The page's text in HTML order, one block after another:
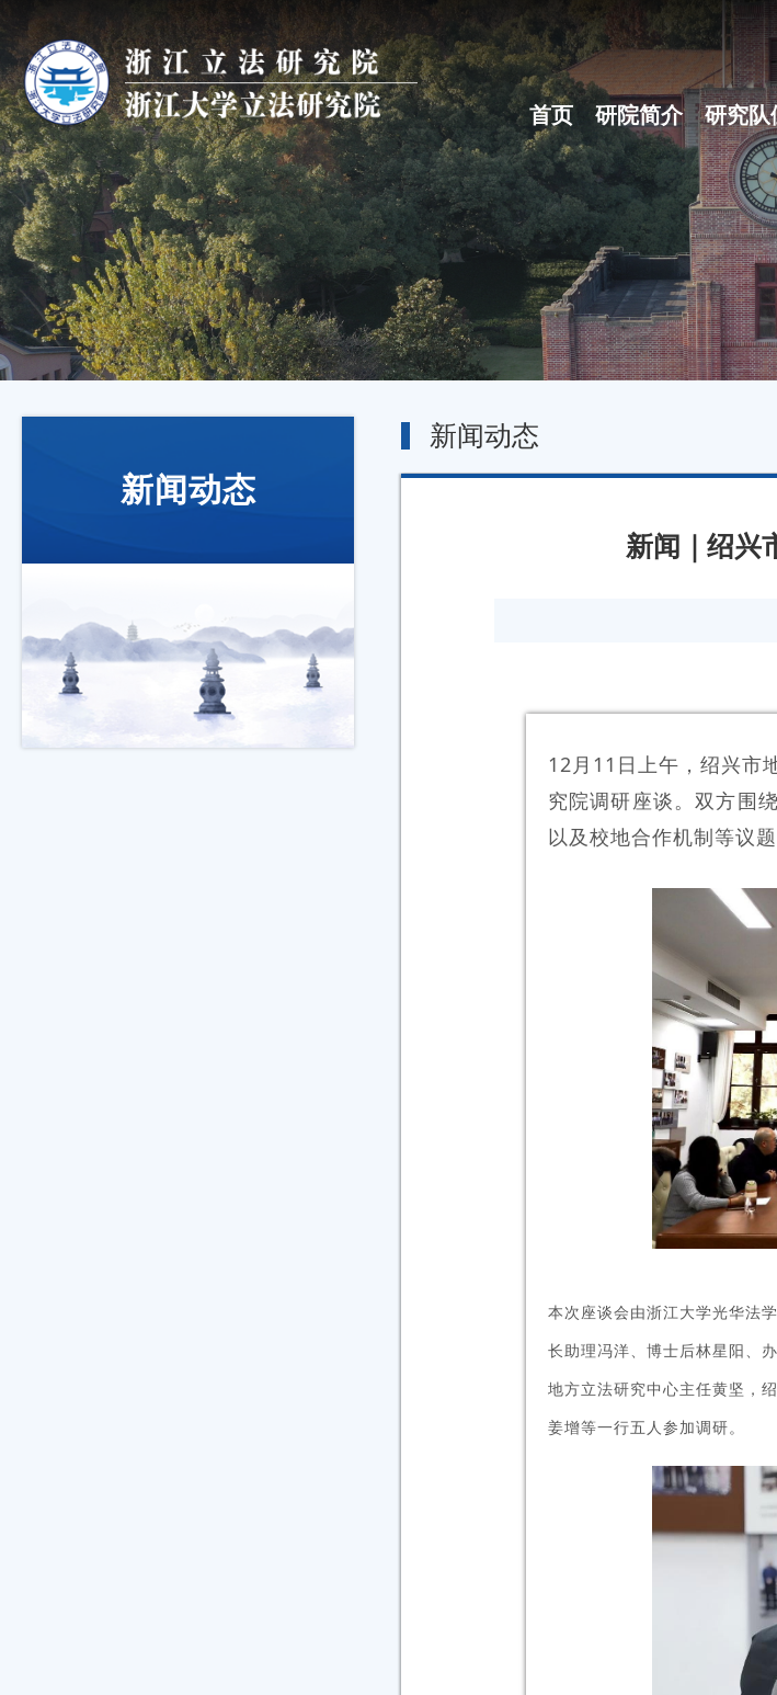
首页 研院简介
研院概况
组织体系
现任领导
行政机构
研究队
博
新闻动态
新闻动态
新闻｜绍兴
12月11日上午，绍兴市
究院调研座谈。双方围
以及校地合作机制等议
本次座谈会由浙江大学光华法
长助理冯洋、博士后林星阳、
地方立法研究中心主任黄坚，
姜增等一行五人参加调研。